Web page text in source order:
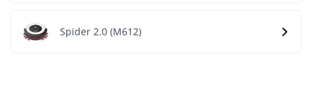
Spider 2.0 (M612)